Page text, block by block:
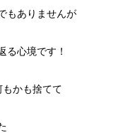
もありませんが
る心境です！
かも捨てて